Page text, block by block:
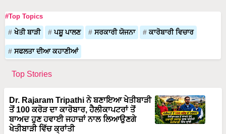
#Top Topics
ਖੇਤੀ ਬਾੜੀ ਪਸ਼ੂ ਪਾਲਣ ਸਰਕਾਰੀ ਯੋਜਨਾ ਕਾਰੋਬਾਰੀ ਵਿਚਾਰ
ਸਫਲਤਾ ਦੀਆ ਕਹਾਣੀਆਂ
Top Stories
Dr. Rajaram Tripathi ਨੇ ਬਣਾਇਆ ਖੇਤੀਬਾੜੀ
ਤੋਂ 100 ਕਰੋੜ ਦਾ ਕਾਰੋਬਾਰ, ਹੈਲੀਕਾਪਟਰਾਂ ਤੋਂ
ਬਾਅਦ ਹੁਣ ਹਵਾਈ ਜਹਾਜ਼ਾਂ ਨਾਲ ਲਿਆਉਣਗੇ
ਖੇਤੀਬਾੜੀ ਵਿੱਚ ਕ੍ਰਾਂਤੀ